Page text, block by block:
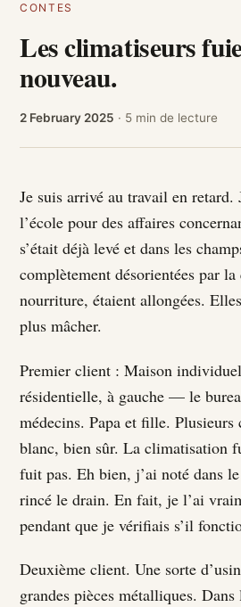
CONTES
Les climatiseurs
nouveau.
2 February 2025 · 5 min de lecture
Je suis arrivé au travail en retard.
l’école pour des affaires
s’était déjà levé et dans les
complètement désorientées par
nourriture, étaient allongées.
plus mâcher.
Premier client : Maison
résidentielle, à gauche — le
médecins. Papa et fille. Plusieurs
blanc, bien sûr. La climatisation
fuit pas. Eh bien, j’ai noté dans
rincé le drain. En fait, je l’ai
pendant que je vérifiais s’il
Deuxième client. Une sorte
grandes pièces métalliques.